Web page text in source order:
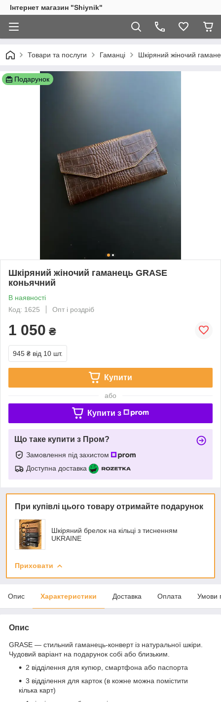
Інтернет магазин "Shiynik"
Товари та послуги Гаманці Шкіряний жіночий
Подарунок
Шкіряний жіночий гаманець GRASE
коньячний
В наявності
Код: 1625
Опт і роздріб
1 050 ₴
945 ₴ від 10 шт.
Купити
або
Купити з
Що таке купити з Пром?
Замовлення під захистом
Доступна доставка
При купівлі цього товару отримайте подарунок
Шкіряний брелок на кільці з тисненням
UKRAINE
Приховати
Опис Характеристики Доставка Оплата Умови
Опис
GRASE — стильний гаманець-конверт із натуральної шкіри.
Чудовий варіант на подарунок собі або близьким.
2 відділення для купюр, смартфона або паспорта
3 відділення для карток (в кожне можна помістити
кілька карт)